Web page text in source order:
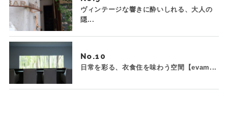
ヴィンテージな響きに酔いしれる、大人の
隠...
No.
日常を彩る、衣食住を味わう空間【evam...